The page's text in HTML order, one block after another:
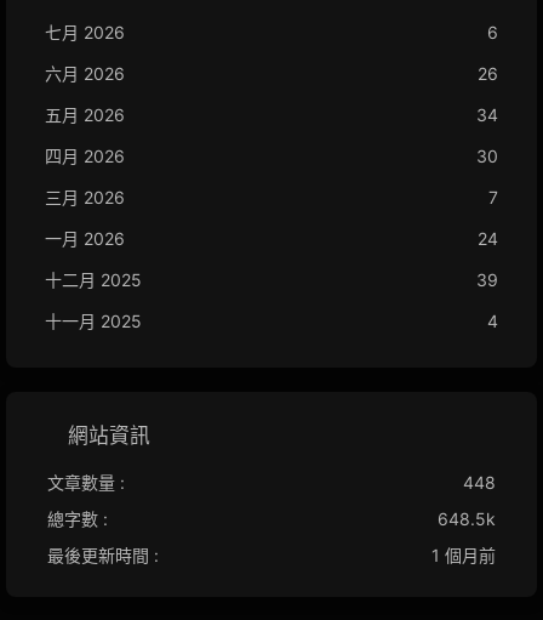
七月 2026
6
六月 2026
26
五月 2026
34
四月 2026
30
三月 2026
7
一月 2026
24
十二月 2025
39
十一月 2025
4
網站資訊
文章數量 :
448
總字數 :
648.5k
最後更新時間 :
1 個月前